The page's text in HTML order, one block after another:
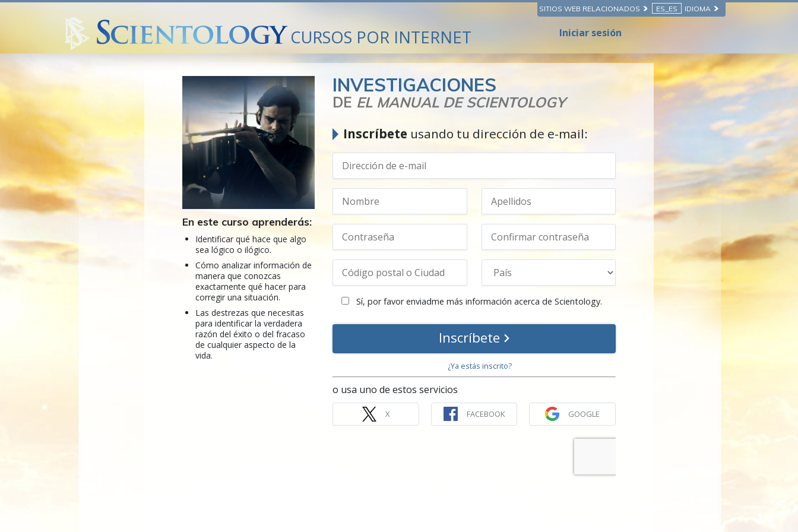
SITIOS WEB RELACIONADOS ES_ES IDIOMA
CURSOS POR INTERNET Iniciar sesión
INVESTIGACIONES
DE EL MANUAL DE SCIENTOLOGY
Inscríbete usando tu dirección de e-mail:
Sí, por favor enviadme más información acerca de Scientology.
Inscríbete
¿Ya estás inscrito?
o usa uno de estos servicios
X FACEBOOK GOOGLE
En este curso aprenderás:
Identificar qué hace que algo
sea lógico o ilógico.
Cómo analizar información de
manera que conozcas
exactamente qué hacer para
corregir una situación.
Las destrezas que necesitas
para identificar la verdadera
razón del éxito o del fracaso
de cualquier aspecto de la
vida.